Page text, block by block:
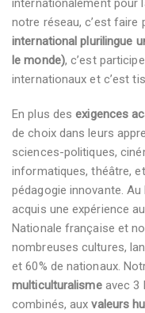
internationalement pour
notre réseau, c’est faire
international plurilingue
le monde), c’est
internationaux et c’est
En plus desexigences
de choix dans leurs
sciences-politiques,
informatiques, théâtre,
pédagogie innovante.
acquis une expérience
Nationale française et
nombreuses cultures,
et 60% de nationaux.
multiculturalismeavec 3
combinés, auxvaleurs